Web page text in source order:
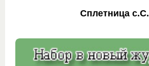
Сплетница с.С.